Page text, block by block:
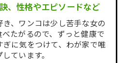
、性格やエピソードなど
、ワンコは少し苦手な女の
たがるので、ずっと健康で
ぎに気をつけて、わが家で唯
ています。